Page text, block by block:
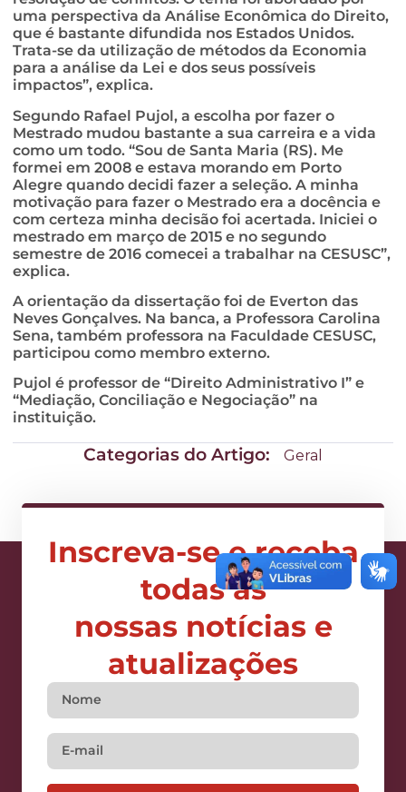
uma perspectiva da Análise Econômica do Direito,
que é bastante difundida nos Estados Unidos.
Trata-se da utilização de métodos da Economia
para a análise da Lei e dos seus possíveis
impactos”, explica.
Segundo Rafael Pujol, a escolha por fazer o
Mestrado mudou bastante a sua carreira e a vida
como um todo. “Sou de Santa Maria (RS). Me
formei em 2008 e estava morando em Porto
Alegre quando decidi fazer a seleção. A minha
motivação para fazer o Mestrado era a docência e
com certeza minha decisão foi acertada. Iniciei o
mestrado em março de 2015 e no segundo
semestre de 2016 comecei a trabalhar na CESUSC”,
explica.
A orientação da dissertação foi de Everton das
Neves Gonçalves. Na banca, a Professora Carolina
Sena, também professora na Faculdade CESUSC,
participou como membro externo.
Pujol é professor de “Direito Administrativo I” e
“Mediação, Conciliação e Negociação” na
instituição.
Categorias do Artigo: Geral
Inscreva-se e receba
todas as
nossas notícias e
atualizações